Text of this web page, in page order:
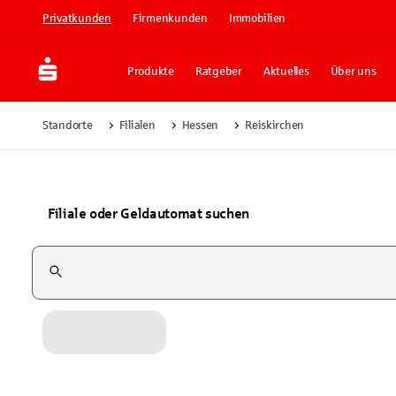
Privatkunden Firmenkunden Immobilien
Produkte Ratgeber Aktuelles Über uns
Standorte Filialen Hessen Reiskirchen
Filiale oder Geldautomat suchen
Suchfeld